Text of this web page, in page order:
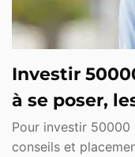
Investir
à se poser,
Pour investir 50000
conseils et